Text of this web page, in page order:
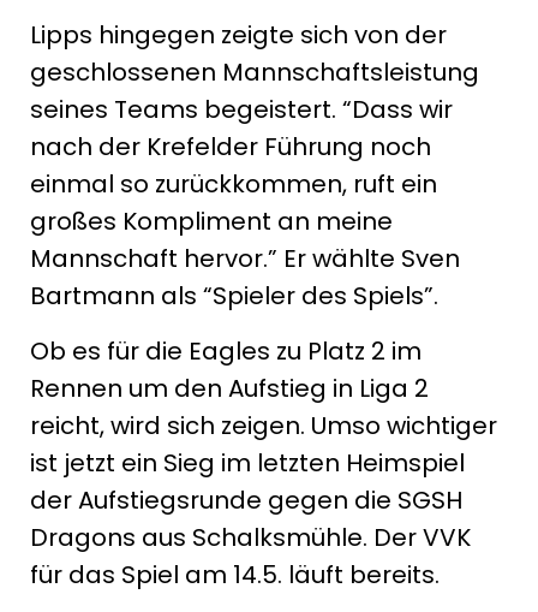
Lipps hingegen zeigte sich von der
geschlossenen Mannschaftsleistung
seines Teams begeistert. “Dass wir
nach der Krefelder Führung noch
einmal so zurückkommen, ruft ein
großes Kompliment an meine
Mannschaft hervor.” Er wählte Sven
Bartmann als “Spieler des Spiels”.
Ob es für die Eagles zu Platz 2 im
Rennen um den Aufstieg in Liga 2
reicht, wird sich zeigen. Umso wichtiger
ist jetzt ein Sieg im letzten Heimspiel
der Aufstiegsrunde gegen die SGSH
Dragons aus Schalksmühle. Der VVK
für das Spiel am 14.5. läuft bereits.